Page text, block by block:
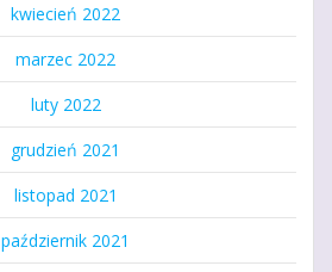
kwiecień 2022
marzec 2022
luty 2022
grudzień 2021
listopad 2021
październik 2021